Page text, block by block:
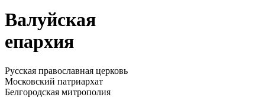
Валуйская
епархия
Русская православная церковь
Московский патриархат
Белгородская митрополия